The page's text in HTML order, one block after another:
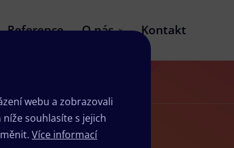
Reference O nás Kontakt
webu a zobrazovali
souhlasíte s jejich
Více informací